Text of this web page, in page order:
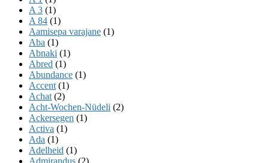
A 3 (1)
A 84 (1)
Aamisepa varajane (1)
Aba (1)
Abnaki (1)
Abred (1)
Abundance (1)
Accent (1)
Achat (2)
Acht-Wochen-Nüdeli (2)
Ackersegen (1)
Activa (1)
Ada (1)
Adelheid (1)
Admirandus (2)